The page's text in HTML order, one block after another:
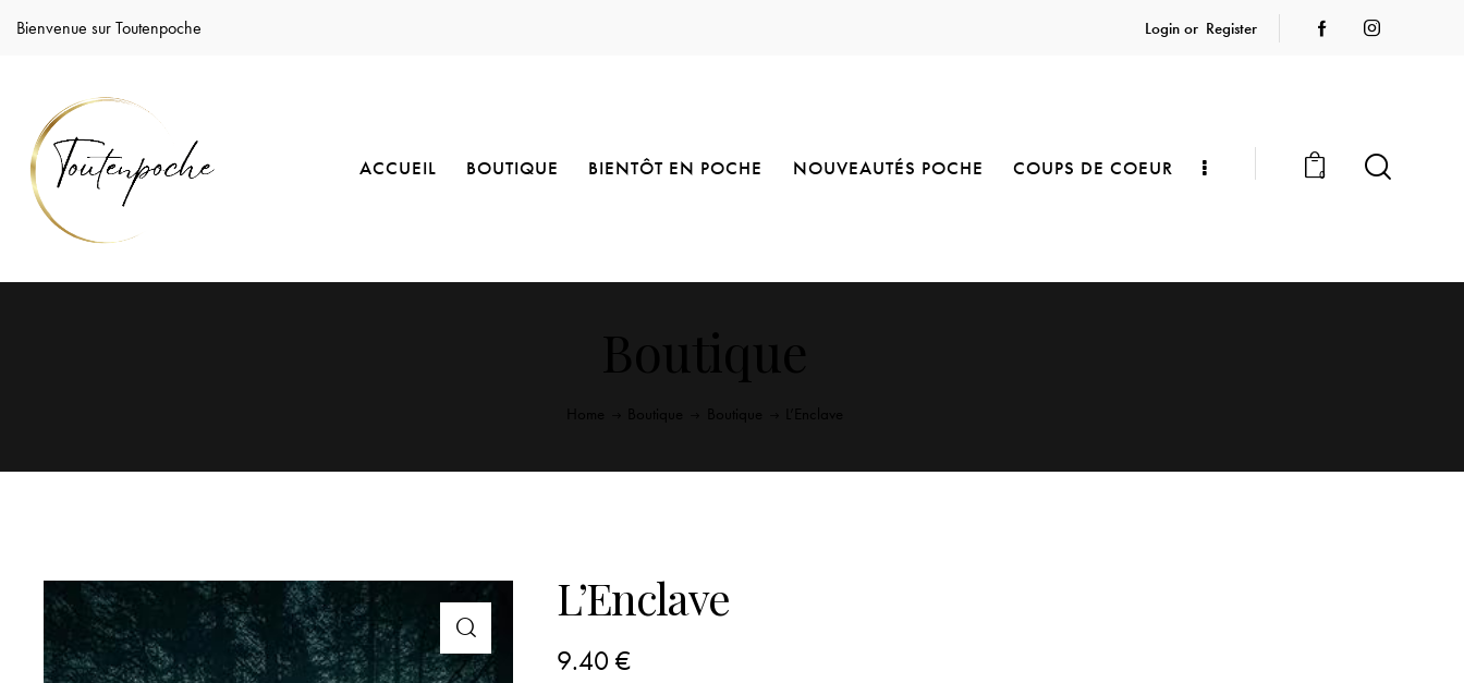
Bienvenue sur Toutenpoche Login or Register
ACCUEIL BOUTIQUE BIENTÔT EN POCHE NOUVEAUTÉS POCHE COUPS DE COEUR 0
L’Enclave
9.40€